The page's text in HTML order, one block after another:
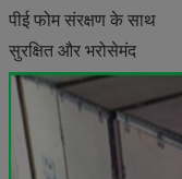
पीई फोम संरक्षण के साथ
सुरक्षित और भरोसेमंद